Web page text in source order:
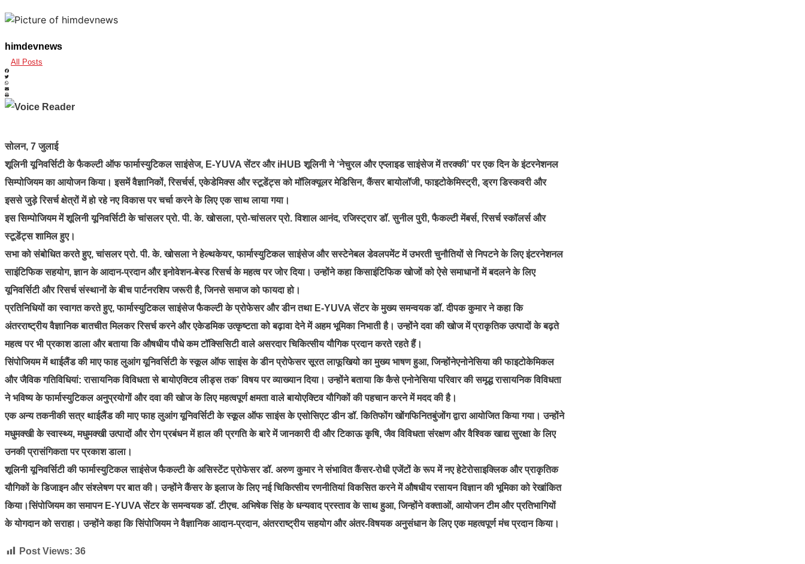
himdevnews
All Posts
सोलन, 7 जुलाई
शूलिनी यूनिवर्सिटी के फैकल्टी ऑफ फार्मास्युटिकल साइंसेज, E-YUVA सेंटर और iHUB शूलिनी ने ‘नेचुरल और एप्लाइड साइंसेज में तरक्की’ पर एक दिन के इंटरनेशनल
सिम्पोजियम का आयोजन किया। इसमें वैज्ञानिकों, रिसर्चर्स, एकेडेमिक्स और स्टूडेंट्स को मॉलिक्यूलर मेडिसिन, कैंसर बायोलॉजी, फाइटोकेमिस्ट्री, ड्रग डिस्कवरी और
इससे जुड़े रिसर्च क्षेत्रों में हो रहे नए विकास पर चर्चा करने के लिए एक साथ लाया गया।
इस सिम्पोजियम में शूलिनी यूनिवर्सिटी के चांसलर प्रो. पी. के. खोसला, प्रो-चांसलर प्रो. विशाल आनंद, रजिस्ट्रार डॉ. सुनील पुरी, फैकल्टी मेंबर्स, रिसर्च स्कॉलर्स और
स्टूडेंट्स शामिल हुए।
सभा को संबोधित करते हुए, चांसलर प्रो. पी. के. खोसला ने हेल्थकेयर, फार्मास्युटिकल साइंसेज और सस्टेनेबल डेवलपमेंट में उभरती चुनौतियों से निपटने के लिए इंटरनेशनल
साइंटिफिक सहयोग, ज्ञान के आदान-प्रदान और इनोवेशन-बेस्ड रिसर्च के महत्व पर जोर दिया। उन्होंने कहा किसाइंटिफिक खोजों को ऐसे समाधानों में बदलने के लिए
यूनिवर्सिटी और रिसर्च संस्थानों के बीच पार्टनरशिप जरूरी है, जिनसे समाज को फायदा हो।
प्रतिनिधियों का स्वागत करते हुए, फार्मास्युटिकल साइंसेज फैकल्टी के प्रोफेसर और डीन तथा E-YUVA सेंटर के मुख्य समन्वयक डॉ. दीपक कुमार ने कहा कि
अंतरराष्ट्रीय वैज्ञानिक बातचीत मिलकर रिसर्च करने और एकेडमिक उत्कृष्टता को बढ़ावा देने में अहम भूमिका निभाती है। उन्होंने दवा की खोज में प्राकृतिक उत्पादों के बढ़ते
महत्व पर भी प्रकाश डाला और बताया कि औषधीय पौधे कम टॉक्सिसिटी वाले असरदार चिकित्सीय यौगिक प्रदान करते रहते हैं।
सिंपोजियम में थाईलैंड की माए फाह लुआंग यूनिवर्सिटी के स्कूल ऑफ साइंस के डीन प्रोफेसर सूरत लाफूखियो का मुख्य भाषण हुआ, जिन्होंनेएनोनेसिया की फाइटोकेमिकल
और जैविक गतिविधियां: रासायनिक विविधता से बायोएक्टिव लीड्स तक’ विषय पर व्याख्यान दिया। उन्होंने बताया कि कैसे एनोनेसिया परिवार की समृद्ध रासायनिक विविधता
ने भविष्य के फार्मास्युटिकल अनुप्रयोगों और दवा की खोज के लिए महत्वपूर्ण क्षमता वाले बायोएक्टिव यौगिकों की पहचान करने में मदद की है।
एक अन्य तकनीकी सत्र थाईलैंड की माए फाह लुआंग यूनिवर्सिटी के स्कूल ऑफ साइंस के एसोसिएट डीन डॉ. कितिफोंग खोंगफिनितबुंजोंग द्वारा आयोजित किया गया। उन्होंने
मधुमक्खी के स्वास्थ्य, मधुमक्खी उत्पादों और रोग प्रबंधन में हाल की प्रगति के बारे में जानकारी दी और टिकाऊ कृषि, जैव विविधता संरक्षण और वैश्विक खाद्य सुरक्षा के लिए
उनकी प्रासंगिकता पर प्रकाश डाला।
शूलिनी यूनिवर्सिटी की फार्मास्युटिकल साइंसेज फैकल्टी के असिस्टेंट प्रोफेसर डॉ. अरुण कुमार ने संभावित कैंसर-रोधी एजेंटों के रूप में नए हेटेरोसाइक्लिक और प्राकृतिक
यौगिकों के डिजाइन और संश्लेषण पर बात की। उन्होंने कैंसर के इलाज के लिए नई चिकित्सीय रणनीतियां विकसित करने में औषधीय रसायन विज्ञान की भूमिका को रेखांकित
किया।सिंपोजियम का समापन E-YUVA सेंटर के समन्वयक डॉ. टीएच. अभिषेक सिंह के धन्यवाद प्रस्ताव के साथ हुआ, जिन्होंने वक्ताओं, आयोजन टीम और प्रतिभागियों
के योगदान को सराहा। उन्होंने कहा कि सिंपोजियम ने वैज्ञानिक आदान-प्रदान, अंतरराष्ट्रीय सहयोग और अंतर-विषयक अनुसंधान के लिए एक महत्वपूर्ण मंच प्रदान किया।
Post Views: 36